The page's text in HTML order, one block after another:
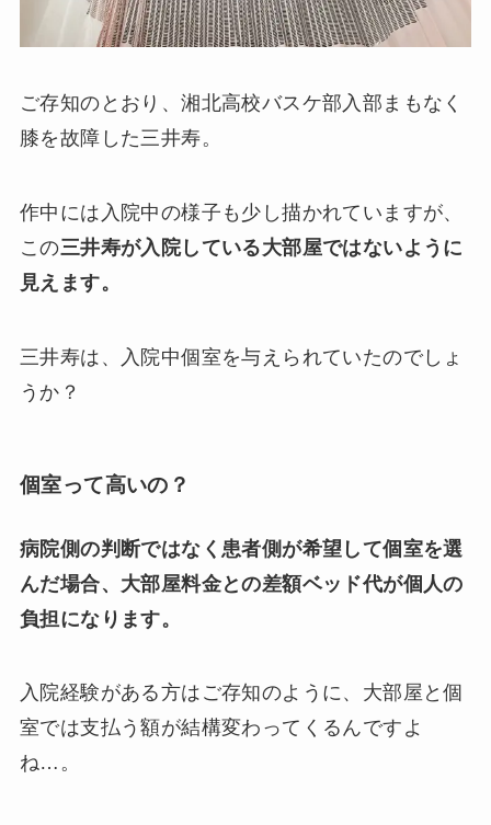
ご存知のとおり、湘北高校バスケ部入部まもなく
膝を故障した三井寿。
作中には入院中の様子も少し描かれていますが、
この三井寿が入院している大部屋ではないように
見えます。
三井寿は、入院中個室を与えられていたのでしょ
うか？
個室って高いの？
病院側の判断ではなく患者側が希望して個室を選
んだ場合、大部屋料金との差額ベッド代が個人の
負担になります。
入院経験がある方はご存知のように、大部屋と個
室では支払う額が結構変わってくるんですよ
ね…。